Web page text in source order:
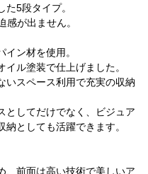
5段タイプ。
が出ません。
ン材を使用。
ル塗装で仕上げました。
いスペース利用で充実の収納
としてだけでなく、ビジュア
としても活躍できます。
、前面は高い技術で美しいア